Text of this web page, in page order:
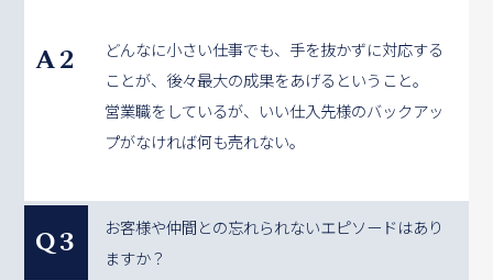
A2
どんなに小さい仕事でも、手を抜かずに対応する
ことが、後々最大の成果をあげるということ。
営業職をしているが、いい仕入先様のバックアッ
プがなければ何も売れない。
Q3
お客様や仲間との忘れられないエピソードはあり
ますか？